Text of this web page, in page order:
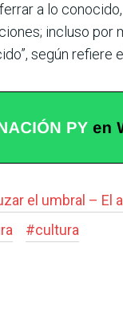
a lo
incluso por
según refiere
el umbral – El
#cultura